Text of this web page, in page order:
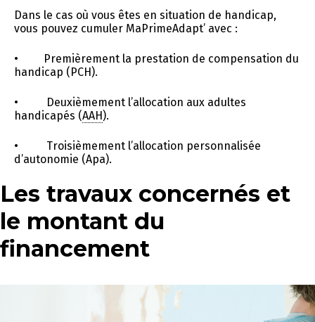
Dans le cas où vous êtes en situation de handicap,
vous pouvez cumuler MaPrimeAdapt’ avec :
• Premièrement la prestation de compensation du
handicap (PCH).
• Deuxièmement l’allocation aux adultes
handicapés (AAH).
• Troisièmement l’allocation personnalisée
d’autonomie (Apa).
Les travaux concernés et
le montant du
financement